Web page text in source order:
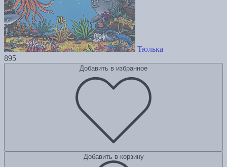
Тюлька
895
Добавить в избранное
Добавить в корзину